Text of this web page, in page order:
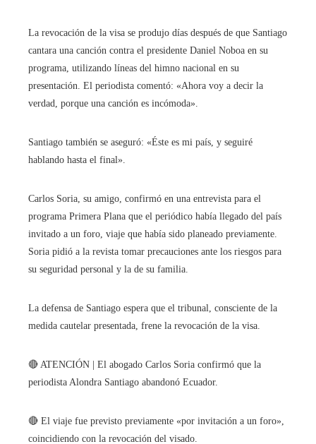
La revocación de la visa se produjo días después de que Santiago
cantara una canción contra el presidente Daniel Noboa en su
programa, utilizando líneas del himno nacional en su
presentación. El periodista comentó: «Ahora voy a decir la
verdad, porque una canción es incómoda».
Santiago también se aseguró: «Éste es mi país, y seguiré
hablando hasta el final».
Carlos Soria, su amigo, confirmó en una entrevista para el
programa Primera Plana que el periódico había llegado del país
invitado a un foro, viaje que había sido planeado previamente.
Soria pidió a la revista tomar precauciones ante los riesgos para
su seguridad personal y la de su familia.
La defensa de Santiago espera que el tribunal, consciente de la
medida cautelar presentada, frene la revocación de la visa.
🔴 ATENCIÓN | El abogado Carlos Soria confirmó que la
periodista Alondra Santiago abandonó Ecuador.
🔴 El viaje fue previsto previamente «por invitación a un foro»,
coincidiendo con la revocación del visado.